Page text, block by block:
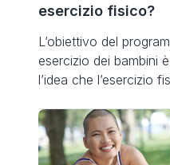
esercizio fisico?
L’obiettivo del
esercizio dei bambini
l’idea che l’esercizio
salute e benessere.
amore permanente
ha dimostrato che i